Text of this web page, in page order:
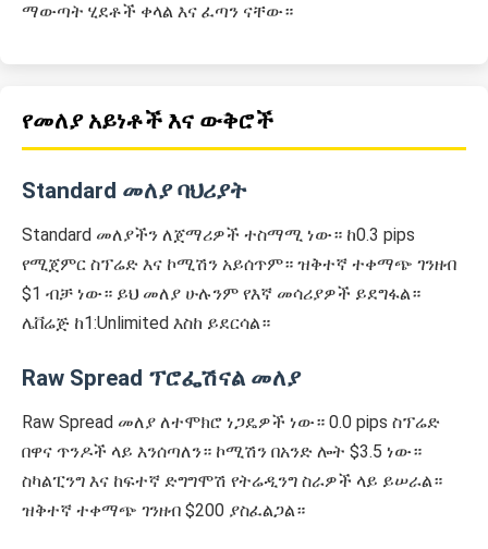
ማውጣት ሂደቶች ቀላል እና ፈጣን ናቸው።
የመለያ አይነቶች እና ውቅሮች
Standard መለያ ባህሪያት
Standard መለያችን ለጀማሪዎች ተስማሚ ነው። ከ0.3 pips
የሚጀምር ስፕሬድ እና ኮሚሽን አይሰጥም። ዝቅተኛ ተቀማጭ ገንዘብ
$1 ብቻ ነው። ይህ መለያ ሁሉንም የእኛ መሳሪያዎች ይደግፋል።
ሌቨሬጅ ከ1:Unlimited እስከ ይደርሳል።
Raw Spread ፕሮፌሽናል መለያ
Raw Spread መለያ ለተሞክሮ ነጋዴዎች ነው። 0.0 pips ስፕሬድ
በዋና ጥንዶች ላይ እንሰጣለን። ኮሚሽን በአንድ ሎት $3.5 ነው።
ስካልፒንግ እና ከፍተኛ ድግግሞሽ የትሬዲንግ ስራዎች ላይ ይሠራል።
ዝቅተኛ ተቀማጭ ገንዘብ $200 ያስፈልጋል።